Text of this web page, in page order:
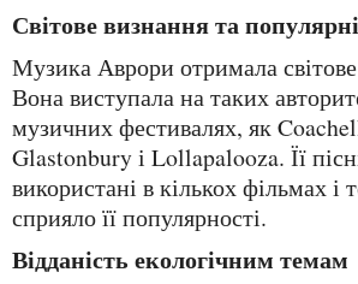
Світове визнання та
Музика Аврори отримала світове визнання.
Вона виступала на таких
музичних фестивалях, як
Glastonbury і Lollapalooza. Її
використані в кількох фільмах
сприяло її популярності.
Відданість екологічним темам